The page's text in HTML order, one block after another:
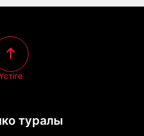
туралы